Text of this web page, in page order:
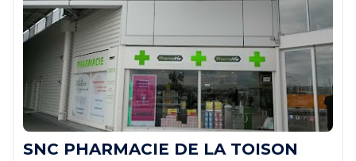
SNC PHARMACIE DE LA TOISON